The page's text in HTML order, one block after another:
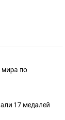
мира по
17 медалей